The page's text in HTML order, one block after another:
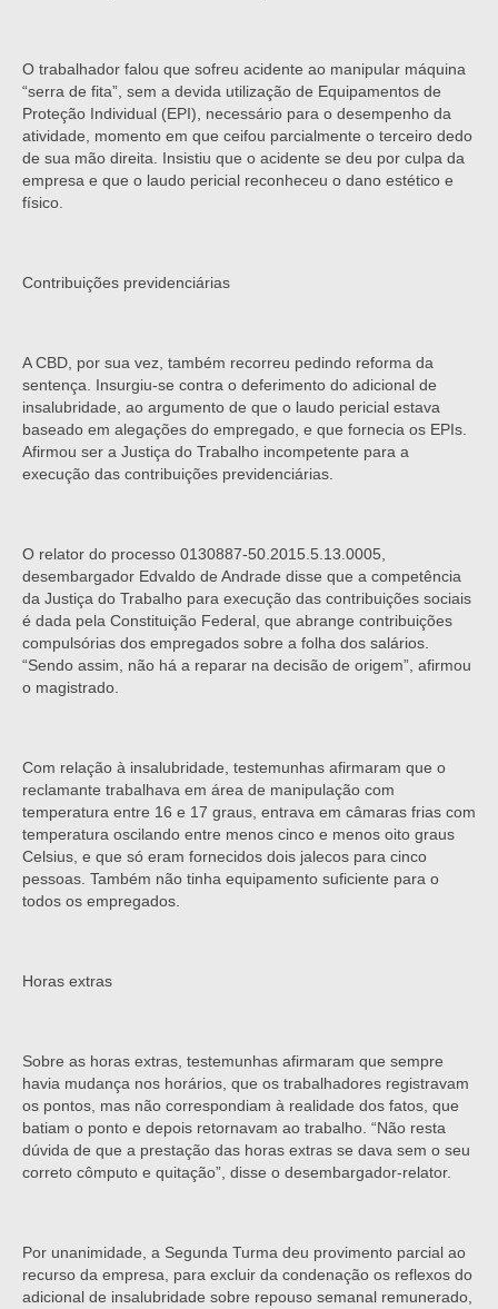
O trabalhador falou que sofreu acidente ao manipular máquina
“serra de fita”, sem a devida utilização de Equipamentos de
Proteção Individual (EPI), necessário para o desempenho da
atividade, momento em que ceifou parcialmente o terceiro dedo
de sua mão direita. Insistiu que o acidente se deu por culpa da
empresa e que o laudo pericial reconheceu o dano estético e
físico.
Contribuições previdenciárias
A CBD, por sua vez, também recorreu pedindo reforma da
sentença. Insurgiu-se contra o deferimento do adicional de
insalubridade, ao argumento de que o laudo pericial estava
baseado em alegações do empregado, e que fornecia os EPIs.
Afirmou ser a Justiça do Trabalho incompetente para a
execução das contribuições previdenciárias.
O relator do processo 0130887-50.2015.5.13.0005,
desembargador Edvaldo de Andrade disse que a competência
da Justiça do Trabalho para execução das contribuições sociais
é dada pela Constituição Federal, que abrange contribuições
compulsórias dos empregados sobre a folha dos salários.
“Sendo assim, não há a reparar na decisão de origem”, afirmou
o magistrado.
Com relação à insalubridade, testemunhas afirmaram que o
reclamante trabalhava em área de manipulação com
temperatura entre 16 e 17 graus, entrava em câmaras frias com
temperatura oscilando entre menos cinco e menos oito graus
Celsius, e que só eram fornecidos dois jalecos para cinco
pessoas. Também não tinha equipamento suficiente para o
todos os empregados.
Horas extras
Sobre as horas extras, testemunhas afirmaram que sempre
havia mudança nos horários, que os trabalhadores registravam
os pontos, mas não correspondiam à realidade dos fatos, que
batiam o ponto e depois retornavam ao trabalho. “Não resta
dúvida de que a prestação das horas extras se dava sem o seu
correto cômputo e quitação”, disse o desembargador-relator.
Por unanimidade, a Segunda Turma deu provimento parcial ao
recurso da empresa, para excluir da condenação os reflexos do
adicional de insalubridade sobre repouso semanal remunerado,